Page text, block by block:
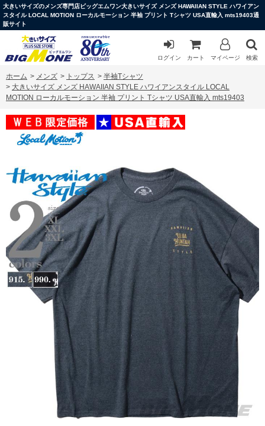
大きいサイズのメンズ専門店ビッグエムワン大きいサイズ メンズ HAWAIIAN STYLE ハワイアン
スタイル LOCAL MOTION ローカルモーション 半袖 プリント Tシャツ USA直輸入 mts19403通
販サイト
ログイン カート マイページ 検索
ホーム > メンズ > トップス > 半袖Tシャツ
> 大きいサイズ メンズ HAWAIIAN STYLE ハワイアンスタイル LOCAL
MOTION ローカルモーション 半袖 プリント Tシャツ USA直輸入 mts19403